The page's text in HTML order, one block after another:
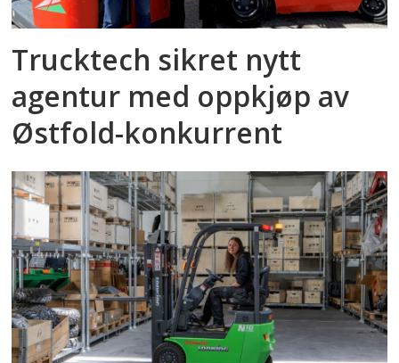
Trucktech sikret nytt
agentur med oppkjøp av
Østfold-konkurrent